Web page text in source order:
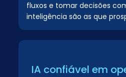
fluxos e tomar decisões
inteligência são as que
IA confiável em